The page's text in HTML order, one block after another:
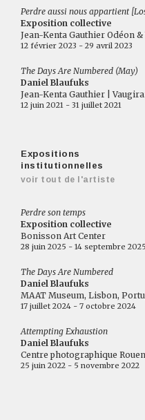
Perdre aussi nous appartient
Exposition collective
Jean-Kenta Gauthier Odéon
12 février 2023 - 29 avril 2023
The Days Are Numbered (May)
Daniel Blaufuks
Jean-Kenta Gauthier |
12 juin 2021 - 31 juillet 2021
Expositions
institutionnelles
voir tout de l'artiste
Perdre son temps
Exposition collective
Bonisson Art Center
28 juin 2025 - 14 septembre 2025
The Days Are Numbered
Daniel Blaufuks
MAAT Museum, Lisbon,
17 juillet 2024 - 7 octobre 2024
Attempting Exhaustion
Daniel Blaufuks
Centre photographique
25 juin 2022 - 5 novembre 2022